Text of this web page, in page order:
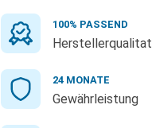
100% PASSEND
Herstellerqualitat
24 MONATE
Gewährleistung